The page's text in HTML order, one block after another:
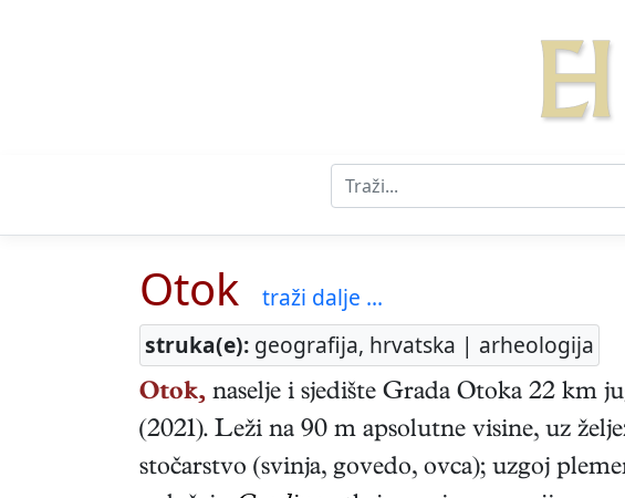
Otok
traži dalje ...
struka(e): geografija, hrvatska | arheologija
Otok, naselje i sjedište Grada Otoka 22 km
(2021). Leži na 90 m apsolutne visine, uz
stočarstvo (svinja, govedo, ovca); uzgoj